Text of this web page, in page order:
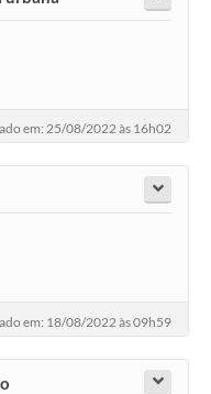
em: 25/08/2022 às 16h02
em: 18/08/2022 às 09h59